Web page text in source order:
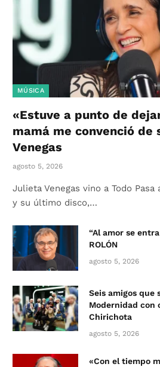
MÚSICA
«Estuve a punto de
mamá me convenció de
Venegas
agosto 5, 2026
Julieta Venegas vino a Todo
y su último disco,…
“Al amor se
ROLÓN
agosto 5, 2026
Seis amigos que
Modernidad con
Chirichota
agosto 5, 2026
«Con el tiempo